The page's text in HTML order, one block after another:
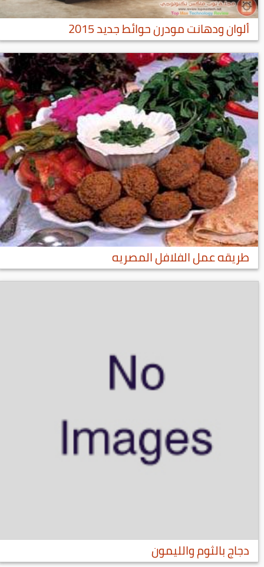
ألوان ودهانت مودرن حوائط جديد 2015
طريقه عمل الفلافل المصريه
دجاج بالثوم والليمون